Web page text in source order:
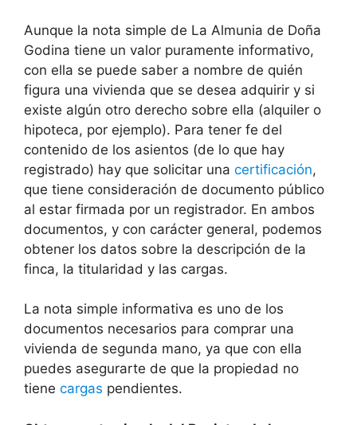
Aunque la nota simple de La Almunia de Doña
Godina tiene un valor puramente informativo,
con ella se puede saber a nombre de quién
figura una vivienda que se desea adquirir y si
existe algún otro derecho sobre ella (alquiler o
hipoteca, por ejemplo). Para tener fe del
contenido de los asientos (de lo que hay
registrado) hay que solicitar una certificación,
que tiene consideración de documento público
al estar firmada por un registrador. En ambos
documentos, y con carácter general, podemos
obtener los datos sobre la descripción de la
finca, la titularidad y las cargas.
La nota simple informativa es uno de los
documentos necesarios para comprar una
vivienda de segunda mano, ya que con ella
puedes asegurarte de que la propiedad no
tiene cargas pendientes.